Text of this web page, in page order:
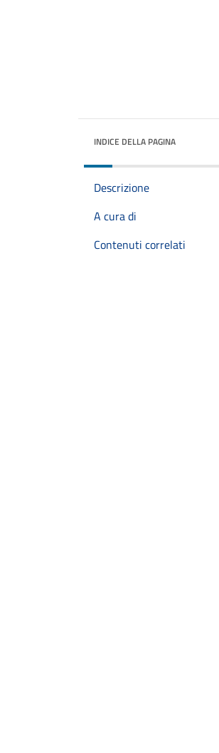
INDICE DELLA PAGINA
Descrizione
A cura di
Contenuti correlati